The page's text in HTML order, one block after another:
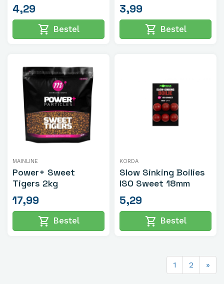
4,29
shopping_cart Bestel
3,99
shopping_cart Bestel
MAINLINE
Power+ Sweet
Tigers 2kg
17,99
shopping_cart Bestel
KORDA
Slow Sinking Boilies
ISO Sweet 18mm
5,29
shopping_cart Bestel
1 2 »